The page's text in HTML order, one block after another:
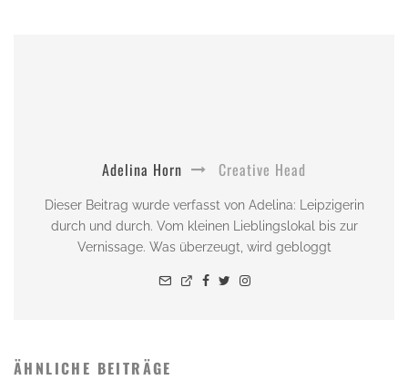
Adelina Horn Creative Head
Dieser Beitrag wurde verfasst von Adelina: Leipzigerin
durch und durch. Vom kleinen Lieblingslokal bis zur
Vernissage. Was überzeugt, wird gebloggt
ÄHNLICHE BEITRÄGE